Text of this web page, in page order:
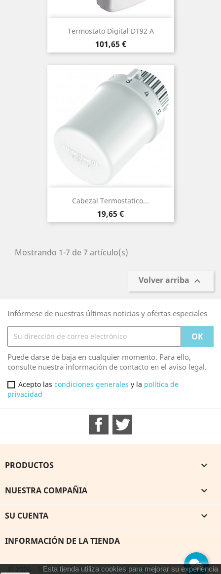
Termostato Digital DT92 A
Precio
101,65 €
Cabezal Termostatico...
Precio
19,65 €
Mostrando 1-7 de 7 artículo(s)
Volver arriba 
Infórmese de nuestras últimas noticias y ofertas especiales
Puede darse de baja en cualquier momento. Para ello,
consulte nuestra información de contacto en el aviso legal.
Acepto las condiciones generales y la política de
privacidad
Facebook
PRODUCTOS 
NUESTRA COMPAÑIA 
SU CUENTA 
INFORMACIÓN DE LA TIENDA
Esta tienda utiliza cookies para mejorar su experiencia
© 2026 - Software Ecommerce desarrollado por